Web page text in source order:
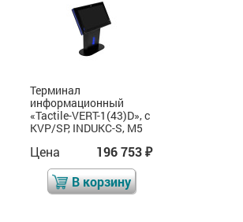
Терминал
информационный
«Tactile-VERT-1(43)D», с
KVP/SP, INDUKC-S, М5
Цена 196 753₽
В корзину